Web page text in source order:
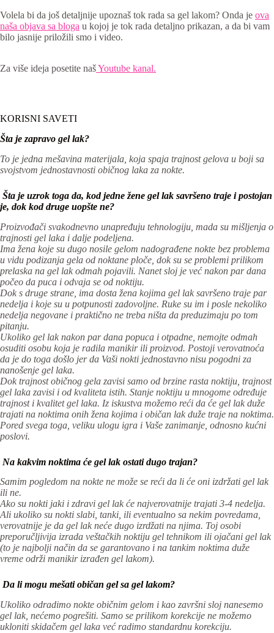
Volela bi da još detaljnije upoznaš tok rada sa gel lakom? Onda je ova
naša objava sa bloga u kojoj je tok rada detaljno prikazan, a da bi vam
bilo jasnije priložili smo i video.
Za više ideja posetite našYoutube kanal.
KORISNI SAVETI
Šta je zapravo gel lak?
To je jedna mešavina materijala, koja spaja trajnost gelova u boji sa
svojstvom jednostavnosti običnog laka za nokte.
Šta je uzrok toga da, kod jedne žene gel lak savršeno traje i postojan
je, dok kod druge uopšte ne?
Proizvođači svakodnevno unapređuju tehnologiju, mada su mišljenja o
trajnosti gel laka i dalje podeljena.
Ima žena koje su dugo nosile gelom nadograđene nokte bez problema
u vidu podizanja gela od noktane ploče, dok su se problemi prilikom
prelaska na gel lak odmah pojavili. Nanet sloj je već nakon par dana
počeo da puca i odvaja se od noktiju.
Dok s druge strane, ima dosta žena kojima gel lak savršeno traje par
nedelja i koje su u potpunosti zadovoljne. Ruke su im i posle nekoliko
nedelja negovane i praktično ne treba ništa da preduzimaju po tom
pitanju.
Ukoliko gel lak nakon par dana popuca i otpadne, nemojte odmah
osuditi osobu koja je radila manikir ili proizvod. Postoji verovatnoća
da je do toga došlo jer da Vaši nokti jednostavno nisu pogodni za
nanošenje gel laka.
Dok trajnost običnog gela zavisi samo od brzine rasta noktiju, trajnost
gel laka zavisi i od kvaliteta istih. Stanje noktiju u mnogome određuje
trajnost i kvalitet gel laka. Iz iskustva možemo reći da će gel lak duže
trajati na noktima onih žena kojima i običan lak duže traje na noktima.
Pored svega toga, veliku ulogu igra i Vaše zanimanje, odnosno kućni
poslovi.
Na kakvim noktima će gel lak ostati dugo trajan?
Samim pogledom na nokte ne može se reći da li će oni izdržati gel lak
ili ne.
Ako su nokti jaki i zdravi gel lak će najverovatnije trajati 3-4 nedelja.
Ali ukoliko su nokti slabi, tanki, ili eventualno sa nekim povredama,
verovatnije je da gel lak neće dugo izrdžati na njima. Toj osobi
preporučljivija izrada veštačkih noktiju gel tehnikom ili ojačani gel lak
(to je najbolji način da se garantovano i na tankim noktima duže
vreme održi manikir izrađen gel lakom).
Da li mogu mešati običan gel sa gel lakom?
Ukoliko odradimo nokte običnim gelom i kao završni sloj nanesemo
gel lak, nećemo pogrešiti. Samo se prilikom korekcije ne možemo
ukloniti skidačem gel laka već radimo standardnu korekciju.